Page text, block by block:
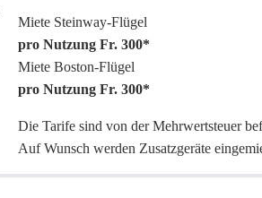
Miete Steinway-Flügel
pro Nutzung Fr. 300*
Miete Boston-Flügel
pro Nutzung Fr. 300*
Die Tarife sind von der Mehrwertsteuer
Auf Wunsch werden Zusatzgeräte